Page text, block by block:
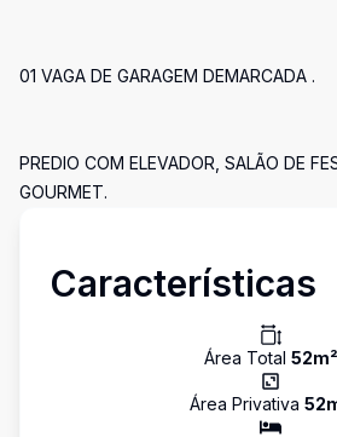
01 VAGA DE GARAGEM DEMARCADA .
PREDIO COM ELEVADOR, SALÃO DE
GOURMET.
Características
Área Total 52m²
Área Privativa 52